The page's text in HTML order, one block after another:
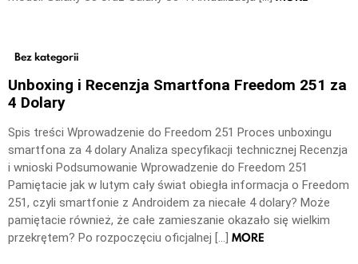
Bez kategorii
Unboxing i Recenzja Smartfona Freedom 251 za
4 Dolary
Spis treści Wprowadzenie do Freedom 251 Proces unboxingu
smartfona za 4 dolary Analiza specyfikacji technicznej Recenzja
i wnioski Podsumowanie Wprowadzenie do Freedom 251
Pamiętacie jak w lutym cały świat obiegła informacja o Freedom
251, czyli smartfonie z Androidem za niecałe 4 dolary? Może
pamiętacie również, że całe zamieszanie okazało się wielkim
przekrętem? Po rozpoczęciu oficjalnej […] MORE